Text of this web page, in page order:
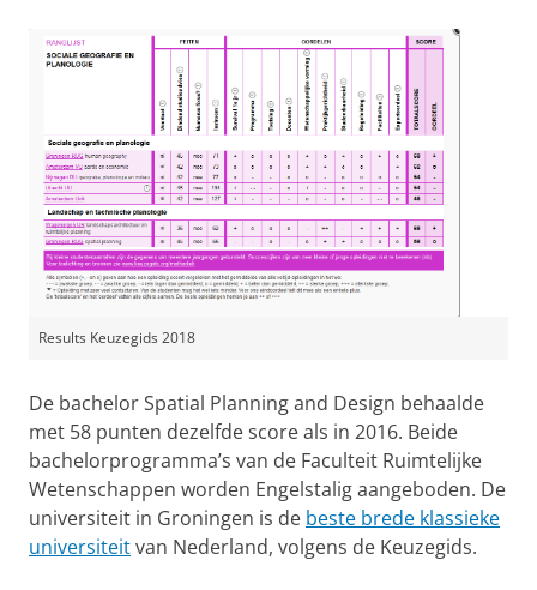
Results Keuzegids 2018
De bachelor Spatial Planning and Design behaalde
met 58 punten dezelfde score als in 2016. Beide
bachelorprogramma’s van de Faculteit Ruimtelijke
Wetenschappen worden Engelstalig aangeboden. De
universiteit in Groningen is de beste brede klassieke
universiteitvan Nederland, volgens de Keuzegids.